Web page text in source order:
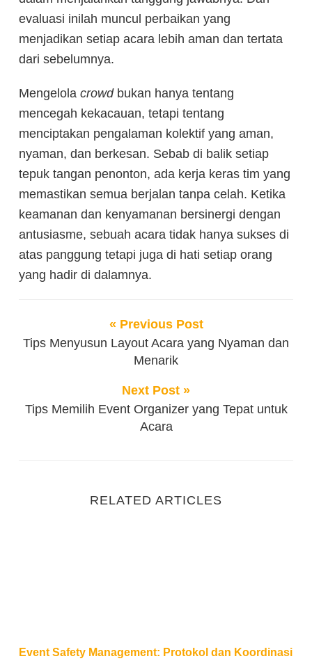
evaluasi inilah muncul perbaikan yang
menjadikan setiap acara lebih aman dan tertata
dari sebelumnya.
Mengelola crowdbukan hanya tentang
mencegah kekacauan, tetapi tentang
menciptakan pengalaman kolektif yang aman,
nyaman, dan berkesan. Sebab di balik setiap
tepuk tangan penonton, ada kerja keras tim yang
memastikan semua berjalan tanpa celah. Ketika
keamanan dan kenyamanan bersinergi dengan
antusiasme, sebuah acara tidak hanya sukses di
atas panggung tetapi juga di hati setiap orang
yang hadir di dalamnya.
« Previous Post
Tips Menyusun Layout Acara yang Nyaman dan
Menarik
Next Post »
Tips Memilih Event Organizer yang Tepat untuk
Acara
RELATED ARTICLES
Event Safety Management: Protokol dan Koordinasi